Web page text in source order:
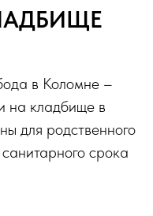
в Коломне –
на кладбище в
для родственного
срока